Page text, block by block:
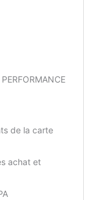
de la carte
achat et